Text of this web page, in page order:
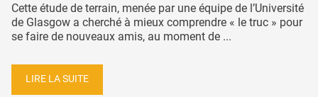
Cette étude de terrain, menée par une équipe de l’Université
de Glasgow a cherché à mieux comprendre « le truc » pour
se faire de nouveaux amis, au moment de ...
LIRE LA SUITE